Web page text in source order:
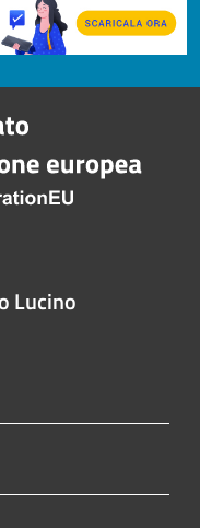
Lucino